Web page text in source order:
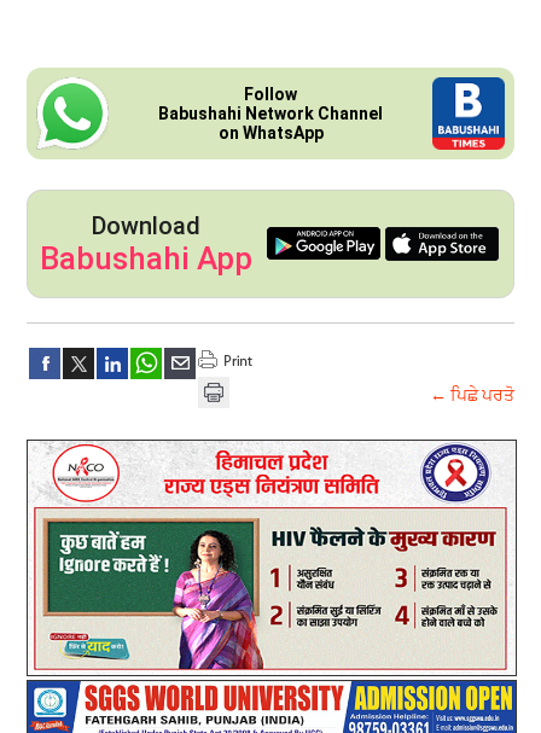
Follow
Babushahi Network Channel
on WhatsApp
Download
Babushahi App
← ਪਿਛੇ ਪਰਤੋ